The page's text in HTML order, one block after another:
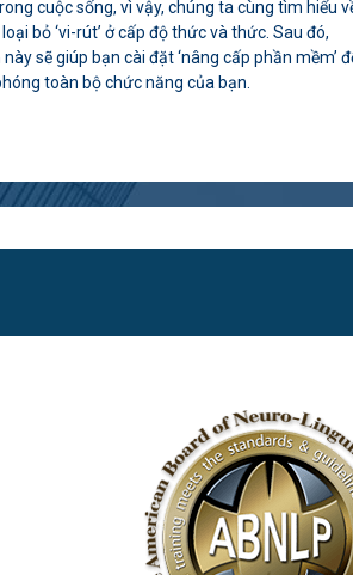
cuộc sống, vì vậy, chúng ta cùng tìm hiểu
bỏ ‘vi-rút’ ở cấp độ thức và thức. Sau đó,
sẽ giúp bạn cài đặt ‘nâng cấp phần mềm’
toàn bộ chức năng của bạn.